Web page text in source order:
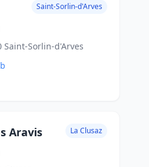
Saint-Sorlin-d'Arves
Sorlin-d'Arves
Aravis La Clusaz